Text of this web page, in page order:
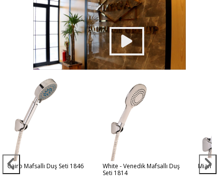
Cairo Mafsallı Duş Seti 1846
White - Venedik Mafsallı Duş
Seti 1814
Miami